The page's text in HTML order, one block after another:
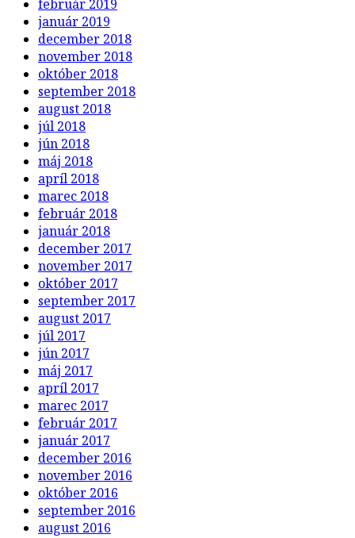
február 2019
január 2019
december 2018
november 2018
október 2018
september 2018
august 2018
júl 2018
jún 2018
máj 2018
apríl 2018
marec 2018
február 2018
január 2018
december 2017
november 2017
október 2017
september 2017
august 2017
júl 2017
jún 2017
máj 2017
apríl 2017
marec 2017
február 2017
január 2017
december 2016
november 2016
október 2016
september 2016
august 2016